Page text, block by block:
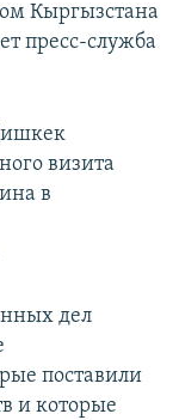
Кыргызстана
пресс-служба
визита
в
дел
поставили
и которые